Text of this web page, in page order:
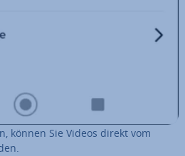
können Sie Videos direkt vom